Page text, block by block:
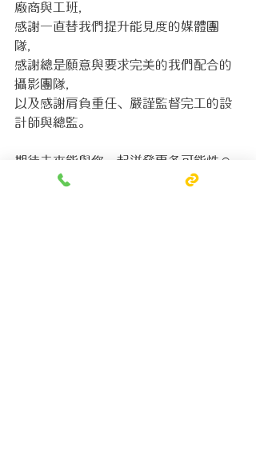
廠商與工班，
感謝一直替我們提升能見度的媒體團
隊，
感謝總是願意與要求完美的我們配合的
攝影團隊，
以及感謝肩負重任、嚴謹監督完工的設
計師與總監。
期待未來能與您一起迸發更多可能性☺